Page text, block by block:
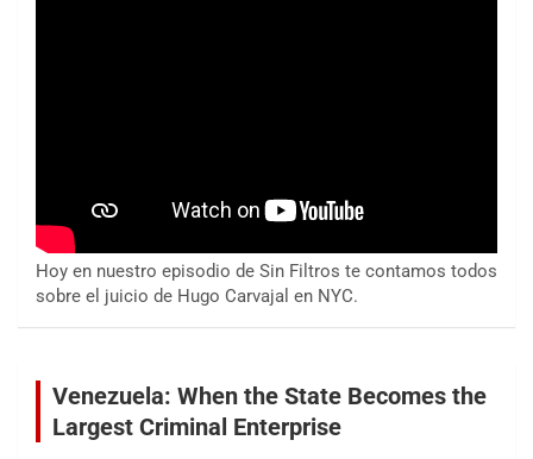
Hoy en nuestro episodio de Sin Filtros te contamos todos
sobre el juicio de Hugo Carvajal en NYC.
Venezuela: When the State Becomes the
Largest Criminal Enterprise